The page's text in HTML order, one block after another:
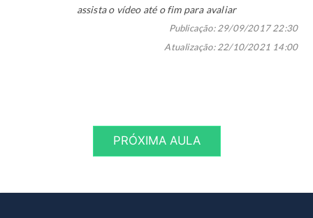
assista o vídeo até o fim para avaliar
Publicação:29/09/2017 22:30
Atualização:22/10/2021 14:00
PRÓXIMA AULA